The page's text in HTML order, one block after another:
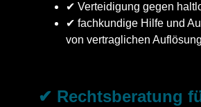
✔ Verteidigung gegen
✔ fachkundige Hilfe und
von vertraglichen
✔ Rechtsberatung